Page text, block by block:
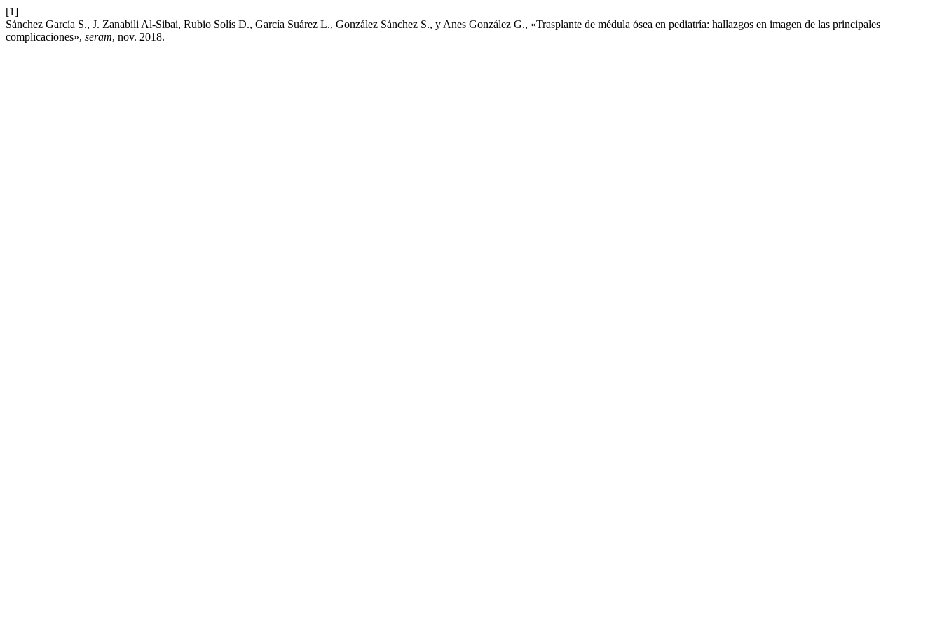
[1]
Sánchez García S., J. Zanabili Al-Sibai, Rubio Solís D., García Suárez L., González Sánchez S., y Anes González G., «Trasplante de médula ósea en pediatría: hallazgos en imagen de las principales
complicaciones», seram, nov. 2018.